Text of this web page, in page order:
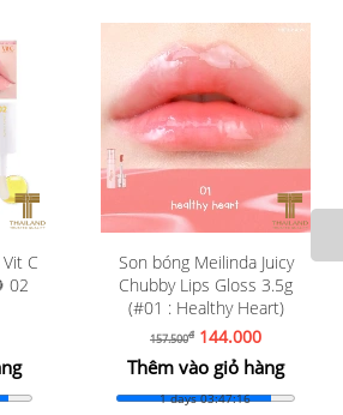
C
02
Son bóng Meilinda Juicy
Chubby Lips Gloss 3.5g
(#01 : Healthy Heart)
157.500đ144.000
Thêm vào giỏ hàng
1 days 03:47:14